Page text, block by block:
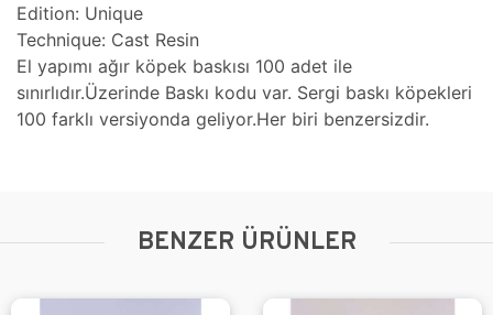
Edition: Unique
Technique: Cast Resin
El yapımı ağır köpek baskısı 100 adet ile
sınırlıdır.Üzerinde Baskı kodu var. Sergi baskı köpekleri
100 farklı versiyonda geliyor.Her biri benzersizdir.
BENZER ÜRÜNLER